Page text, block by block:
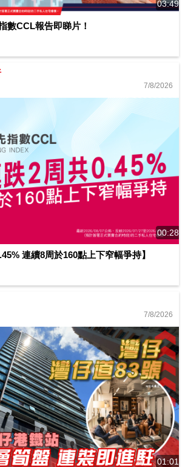
03:49
數CCL報告即睇片！
7/8/2026
00:28
連續8周於160點上下窄幅爭持】
7/8/2026
01:01